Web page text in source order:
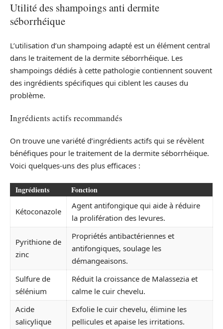
Utilité des shampoings anti dermite
séborrhéique
L’utilisation d’un shampoing adapté est un élément central
dans le traitement de la dermite séborrhéique. Les
shampoings dédiés à cette pathologie contiennent souvent
des ingrédients spécifiques qui ciblent les causes du
problème.
Ingrédients actifs recommandés
On trouve une variété d’ingrédients actifs qui se révèlent
bénéfiques pour le traitement de la dermite séborrhéique.
Voici quelques-uns des plus efficaces :
Ingrédients Fonction
Kétoconazole
Agent antifongique qui aide à réduire
la prolifération des levures.
Pyrithione de
zinc
Propriétés antibactériennes et
antifongiques, soulage les
démangeaisons.
Sulfure de
sélénium
Réduit la croissance de Malassezia et
calme le cuir chevelu.
Acide
salicylique
Exfolie le cuir chevelu, élimine les
pellicules et apaise les irritations.